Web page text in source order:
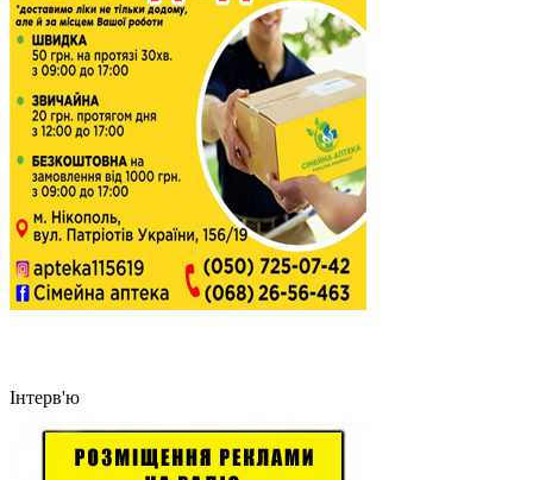
Інтерв'ю